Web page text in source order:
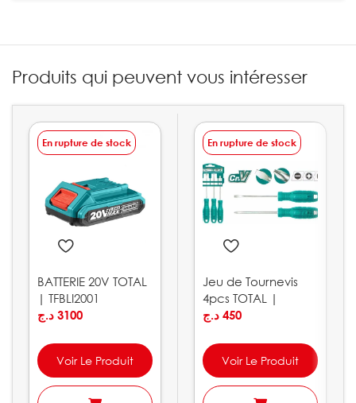
Produits qui peuvent vous intéresser
En rupture de stock
BATTERIE 20V TOTAL
| TFBLI2001
3100 د.ج
Voir Le Produit
En rupture de stock
Jeu de Tournevis
4pcs TOTAL |
THTDC250401
450 د.ج
Voir Le Produit